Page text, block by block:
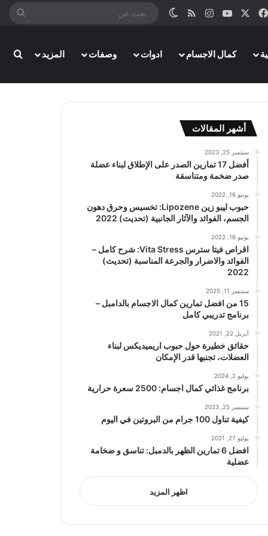
فيسبوك ‫YouTubeانستقرامملخص الموقع RSS
الوضع المظلم
كمال الاجسام ادوات وصفات المزيد
أشهر المقالات
سبتمبر 25, 2023
أفضل 17 تمارين الصدر على الإطلاق لبناء عضلة
صدر ضخمة ومتناسقة
يونيو 16, 2022
حبوب ليبو زين Lipozene: تخسيس وحرق دهون
الجسم، الفوائد والآثار الجانبية (تحديث) 2022
يونيو 16, 2022
اقراص فيتا سترس Vita Stress: شرح كامل –
الفوائد والاضرار والجرعة المناسبة (تحديث)
2022
سبتمبر 11, 2025
15 من افضل تمارين كمال الاجسام بالدامبل –
برنامج تدريبي كامل
أبريل 22, 2021
حقائق خطيرة حول حبوب اريميديكس لبناء
العضلات، تجنبها قدر الإمكان
يوليو 2, 2024
برنامج غذائي كمال اجسام: 2500 سعرة حرارية
سبتمبر 25, 2023
كيفية تناول 100 جرام من البروتين في اليوم
يوليو 27, 2021
افضل 6 تمارين الظهر بالدمبل: تناسق و ضخامة
عضلية
اظهر المزيد